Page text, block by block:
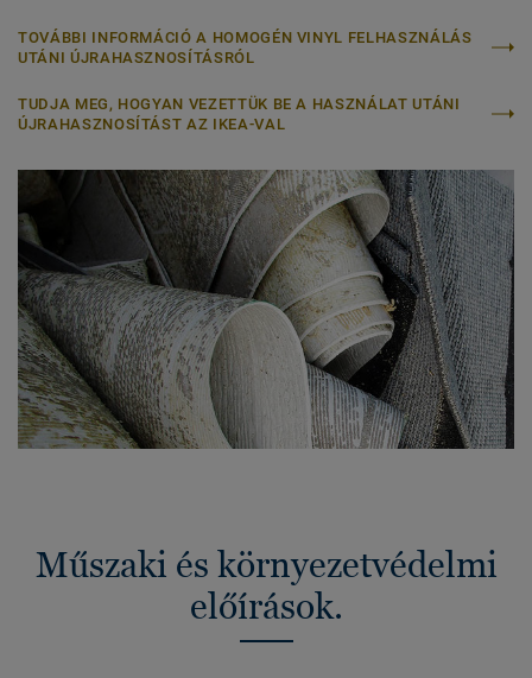
TOVÁBBI INFORMÁCIÓ A HOMOGÉN VINYL FELHASZNÁLÁS
UTÁNI ÚJRAHASZNOSÍTÁSRÓL
TUDJA MEG, HOGYAN VEZETTÜK BE A HASZNÁLAT UTÁNI
ÚJRAHASZNOSÍTÁST AZ IKEA-VAL
Műszaki és környezetvédelmi
előírások.